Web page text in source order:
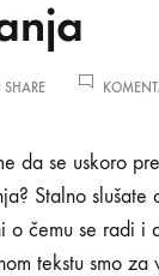
SHARE
da se uskoro
Stalno
o čemu se radi
tekstu smo za